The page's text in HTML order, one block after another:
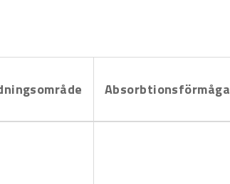
Absorbtionsförmåga